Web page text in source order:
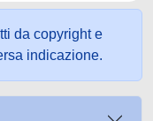
da copyright e
indicazione.